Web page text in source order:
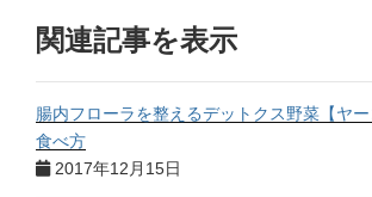
関連記事を表示
腸内フローラを整えるデットクス野菜【ヤ
食べ方
2017年12月15日